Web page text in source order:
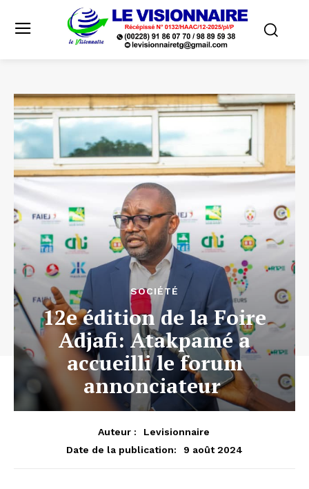
SOCIÉTÉ
12e édition de la Foire
Adjafi: Atakpamé a
accueilli le forum
annonciateur
Auteur :
Levisionnaire
Date de la publication:
9 août 2024